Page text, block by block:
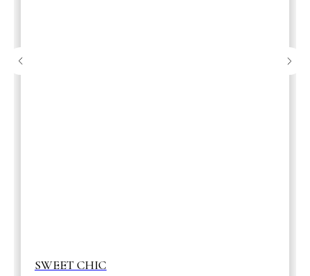
SWEET CHIC